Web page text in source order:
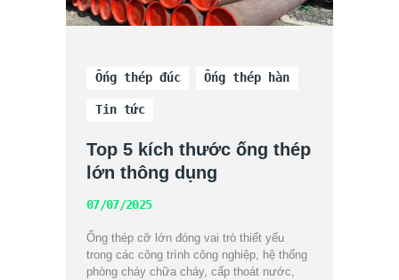
Ống thép đúc Ống thép hàn
Tin tức
Top 5 kích thước ống thép
lớn thông dụng
07/07/2025
Ống thép cỡ lớn đóng vai trò thiết yếu
trong các công trình công nghiệp, hệ thống
phòng cháy chữa cháy, cấp thoát nước,